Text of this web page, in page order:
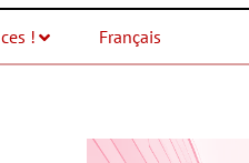
! Français